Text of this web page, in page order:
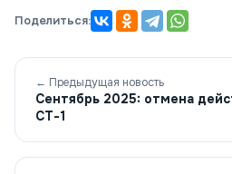
Поделиться:
← Предыдущая новость
Сентябрь 2025: отмена
СТ-1